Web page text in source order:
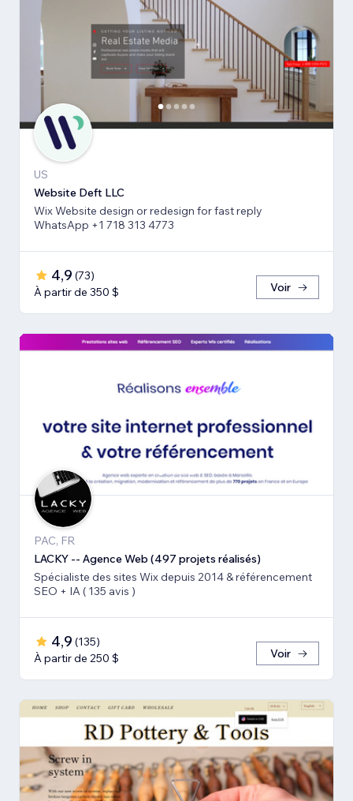
US
Website Deft LLC
Wix Website design or redesign for fast reply
WhatsApp +1 718 313 4773
4,9 (73)
À partir de 350 $
Voir
PAC, FR
LACKY -- Agence Web (497 projets réalisés)
Spécialiste des sites Wix depuis 2014 & référencement
SEO + IA ( 135 avis )
4,9 (135)
À partir de 250 $
Voir